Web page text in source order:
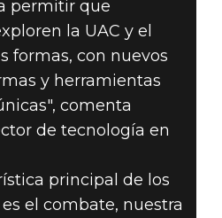
permitir que
la UAC y el
formas, con nuevos
y herramientas
comenta
de tecnología en
principal de los
el combate, nuestra